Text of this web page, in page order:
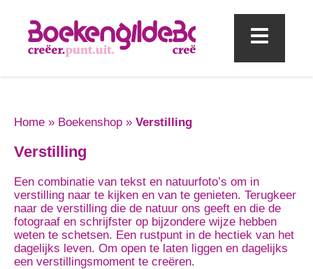
Home » Boekenshop » Verstilling
Verstilling
Een combinatie van tekst en natuurfoto’s om in
verstilling naar te kijken en van te genieten. Terugkeer
naar de verstilling die de natuur ons geeft en die de
fotograaf en schrijfster op bijzondere wijze hebben
weten te schetsen. Een rustpunt in de hectiek van het
dagelijks leven. Om open te laten liggen en dagelijks
een verstillingsmoment te creëren.